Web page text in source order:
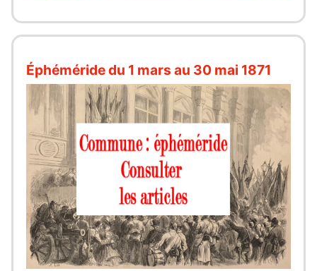
Éphéméride du 1 mars au 30 mai 1871